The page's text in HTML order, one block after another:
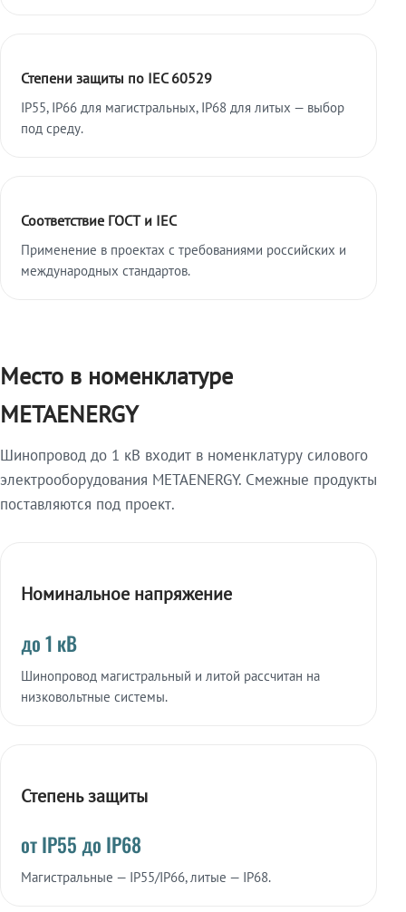
Степени защиты по IEC 60529
IP55, IP66 для магистральных, IP68 для литых — выбор
под среду.
Соответствие ГОСТ и IEC
Применение в проектах с требованиями российских и
международных стандартов.
Место в номенклатуре
METAENERGY
Шинопровод до 1 кВ входит в номенклатуру силового
электрооборудования METAENERGY. Смежные продукты
поставляются под проект.
Номинальное напряжение
до 1 кВ
Шинопровод магистральный и литой рассчитан на
низковольтные системы.
Степень защиты
от IP55 до IP68
Магистральные — IP55/IP66, литые — IP68.